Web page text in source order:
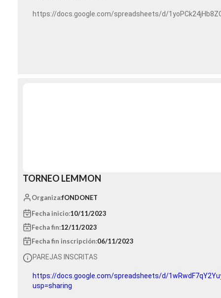
https://docs.google.com/spreadsheets/d/
TORNEO LEMMON
Organiza:fONDONET
Fecha inicio:10/11/2023
Fecha fin:12/11/2023
Fecha fin inscripción:06/11/2023
PAREJAS INSCRITAS
https://docs.google.com/spreadsheets/d/
usp=sharing